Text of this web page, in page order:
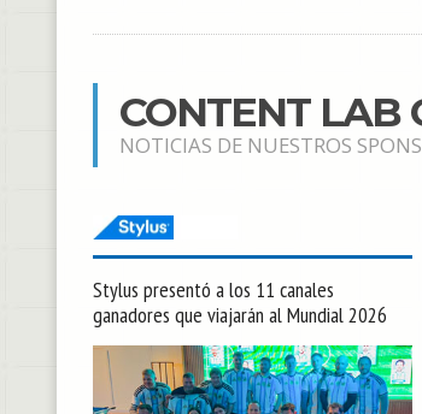
CONTENT LAB
NOTICIAS DE NUESTROS
Stylus presentó a los 11 canales
ganadores que viajarán al Mundial 2026